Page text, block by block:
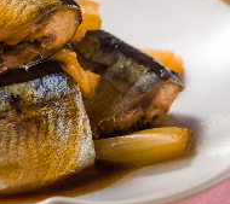
ぽん酢
鍋用調味料